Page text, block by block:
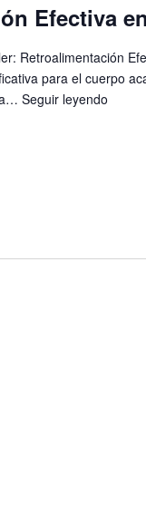
Efectiva
Retroalimentación
para el cuerpo
Seguir leyendo